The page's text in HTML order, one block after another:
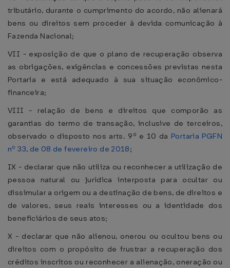
tributário, durante o cumprimento do acordo, não alienará
bens ou direitos sem proceder à devida comunicação à
Fazenda Nacional;
VII - exposição de que o plano de recuperação observa
as obrigações, exigências e concessões previstas nesta
Portaria e está adequado à sua situação econômico-
financeira;
VIII - relação de bens e direitos que comporão as
garantias do termo de transação, inclusive de terceiros,
observado o disposto nos arts. 9º e 10 da Portaria PGFN
nº 33, de 08 de fevereiro de 2018;
IX - declarar que não utiliza ou reconhecer a utilização de
pessoa natural ou jurídica interposta para ocultar ou
dissimular a origem ou a destinação de bens, de direitos e
de valores, seus reais interesses ou a identidade dos
beneficiários de seus atos;
X - declarar que não alienou, onerou ou ocultou bens ou
direitos com o propósito de frustrar a recuperação dos
créditos inscritos ou reconhecer a alienação, oneração ou